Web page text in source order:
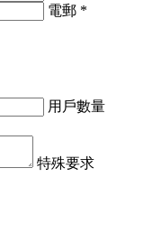
電郵 *
用戶數量
特殊要求